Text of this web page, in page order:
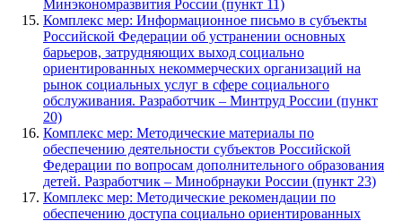
Минэкономразвития России (пункт 11)
Комплекс мер: Информационное письмо в субъекты
Российской Федерации об устранении основных
барьеров, затрудняющих выход социально
ориентированных некоммерческих организаций на
рынок социальных услуг в сфере социального
обслуживания. Разработчик – Минтруд России (пункт
20)
Комплекс мер: Методические материалы по
обеспечению деятельности субъектов Российской
Федерации по вопросам дополнительного образования
детей. Разработчик – Минобрнауки России (пункт 23)
Комплекс мер: Методические рекомендации по
обеспечению доступа социально ориентированных